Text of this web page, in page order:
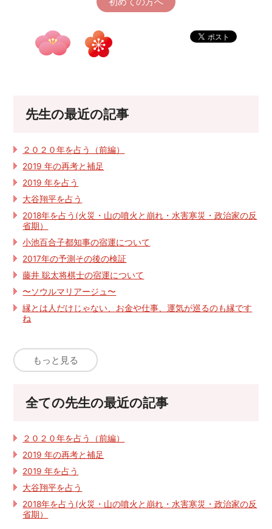
先生の最近の記事
２０２０年を占う（前編）
2019 年の再考と補足
2019 年を占う
大谷翔平を占う
2018年を占う(火災・山の噴火と崩れ・水害寒災・政治家の反
省期）
小池百合子都知事の宿運について
2017年の予測その後の検証
藤井 聡太将棋士の宿運について
〜ソウルマリアージュ〜
縁とは人だけじゃない、お金や仕事、運気が巡るのも縁です
ね
もっと見る
全ての先生の最近の記事
２０２０年を占う（前編）
2019 年の再考と補足
2019 年を占う
大谷翔平を占う
2018年を占う(火災・山の噴火と崩れ・水害寒災・政治家の反
省期）